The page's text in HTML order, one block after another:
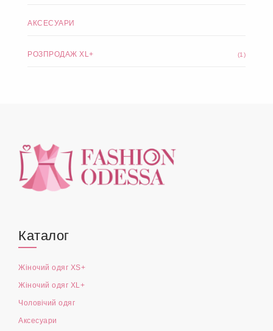
АКСЕСУАРИ
РОЗПРОДАЖ XL+ (1)
Каталог
Жіночий одяг XS+
Жіночий одяг XL+
Чоловічий одяг
Аксесуари